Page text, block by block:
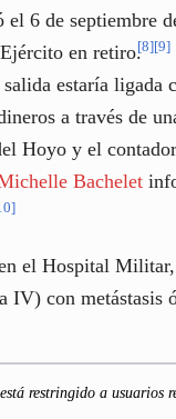
el 6 de septiembre
en retiro.[8][9]
estaría ligada
a través de
Hoyo y el
Bachelet
]
el Hospital
IV) con metástasis
restringido a usuarios